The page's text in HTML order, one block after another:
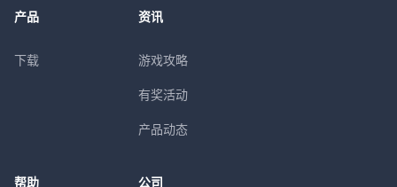
产品
下载
资讯
游戏攻略
有奖活动
产品动态
帮助 公司